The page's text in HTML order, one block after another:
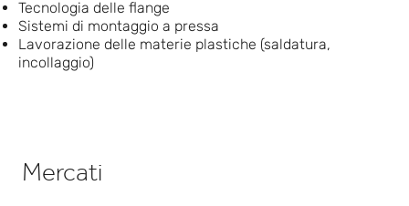
Tecnologia delle flange
Sistemi di montaggio a pressa
Lavorazione delle materie plastiche (saldatura,
incollaggio)
Mercati